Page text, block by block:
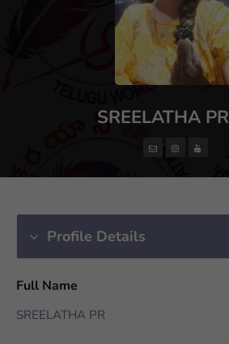
SREELATHA PR
Profile Details
Full Name
SREELATHA PR